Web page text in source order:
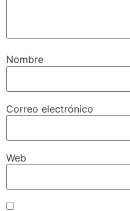
Nombre
Correo electrónico
Web